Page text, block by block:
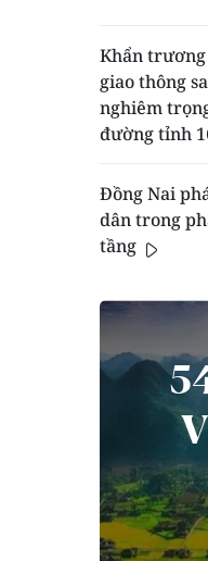
Khẩn
giao thông
nghiêm
đường tỉnh
Đồng Nai
dân trong
tầng